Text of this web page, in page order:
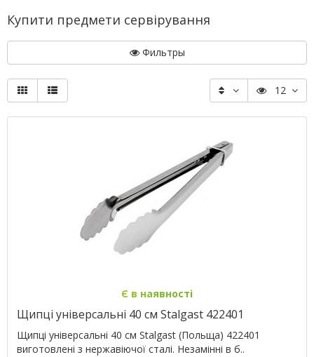
Купити предмети сервірування
Фильтры
12
Є в наявності
Щипці універсальні 40 см Stalgast 422401
Щипці універсальні 40 см Stalgast (Польща) 422401
виготовлені з нержавіючої сталі. Незамінні в б..